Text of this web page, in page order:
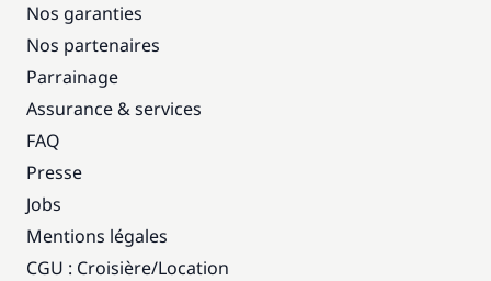
Nos garanties
Nos partenaires
Parrainage
Assurance & services
FAQ
Presse
Jobs
Mentions légales
CGU : Croisière/Location